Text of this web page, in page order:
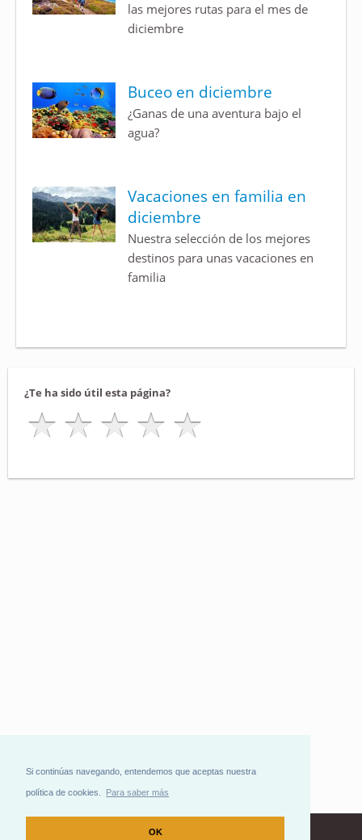
Si continúas navegando, entendemos que aceptas nuestra
política de cookies. Para saber más
OK
las mejores rutas para el mes de
diciembre
Buceo en diciembre
¿Ganas de una aventura bajo el
agua?
Vacaciones en familia en
diciembre
Nuestra selección de los mejores
destinos para unas vacaciones en
familia
¿Te ha sido útil esta página?